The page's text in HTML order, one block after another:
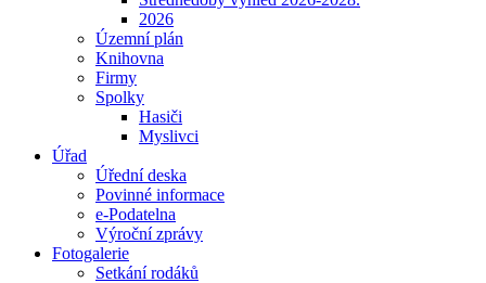
2026
Územní plán
Knihovna
Firmy
Spolky
Hasiči
Myslivci
Úřad
Úřední deska
Povinné informace
e-Podatelna
Výroční zprávy
Fotogalerie
Setkání rodáků